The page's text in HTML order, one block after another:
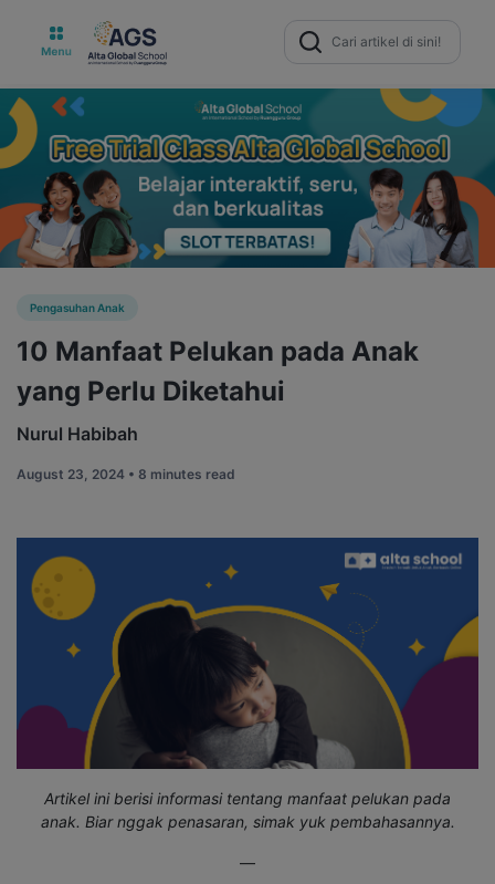
Search
for:
Pengasuhan Anak
10 Manfaat Pelukan pada Anak
yang Perlu Diketahui
Nurul Habibah
August 23, 2024 • 8 minutes read
Artikel ini berisi informasi tentang manfaat pelukan pada
anak. Biar nggak penasaran, simak yuk pembahasannya.
—